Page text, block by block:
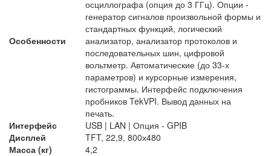
Особенности
осциллографа (опция до 3 ГГц). Опции -
генератор сигналов произвольной формы и
стандартных функций, логический
анализатор, анализатор протоколов и
последовательных шин, цифровой
вольтметр. Автоматические (до 33-х
параметров) и курсорные измерения,
гистограммы. Интерфейс подключения
пробников TekVPI. Вывод данных на
печать.
Интерфейс
USB | LAN | Опция - GPIB
Дисплей
TFT, 22,9, 800х480
Масса (кг)
4,2